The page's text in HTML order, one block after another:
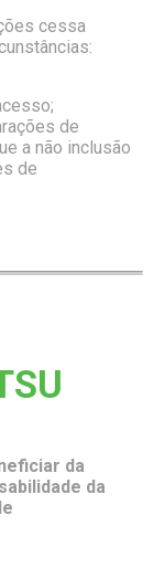
cessa
de
a não inclusão
de
da
da